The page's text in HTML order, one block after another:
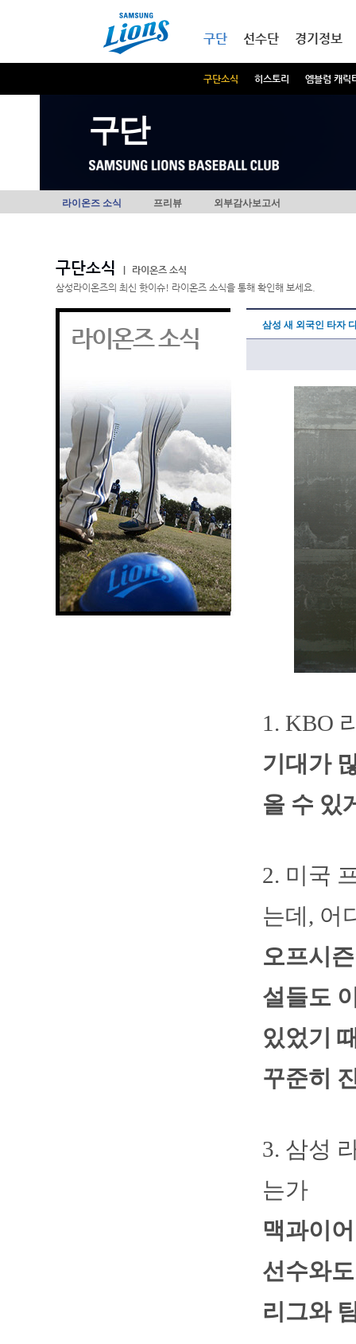
구단
구단소식 히스토리 엠블럼 캐릭
선수단 경기정보
구단
라이온즈 소식 프리뷰 외부감사보고서
구단소식
라이온즈 소식
삼성라이온즈의 최신 핫이슈! 라이온즈 소식을 통해 확인해 보세요.
라이온즈 소식 삼성 새 외국인 타자
1. KBO
기대가
올 수 있
2. 미국
는데, 어
오프시
설들도
있었기
꾸준히
3. 삼성
는가
맥과이
선수와
리그와